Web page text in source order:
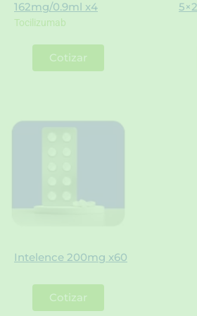
162mg/0.9ml x4
Tocilizumab
Cotizar
Intelence 200mg x60
Cotizar